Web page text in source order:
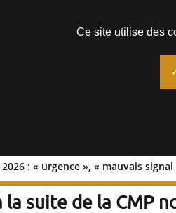
2026 : « urgence », « mauvais
: « urgence », «
la suite de la CMP
Ce site utilise des